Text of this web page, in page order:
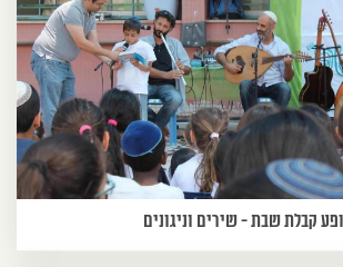
קבלת שבת - שירים וניגונים